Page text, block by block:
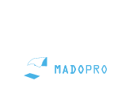
コラム 知識